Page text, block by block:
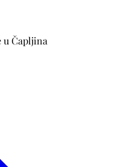
u Čapljina